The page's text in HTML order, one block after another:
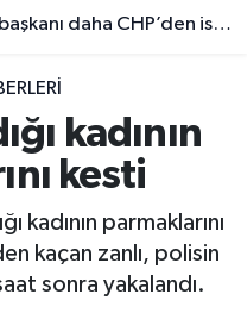
daha CHP’den istifa etti
kadının
kesti
kadının parmaklarını
kaçan zanlı, polisin
sonra yakalandı.
ve Fikstür